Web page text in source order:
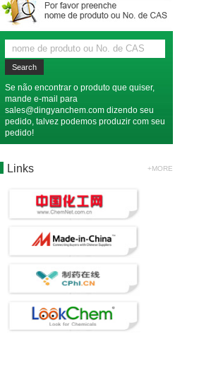
Se não encontrar o produto que quiser,
mande e-mail para
sales@dingyanchem.com dizendo seu
pedido, talvez podemos produzir com seu
pedido!
Links +MORE